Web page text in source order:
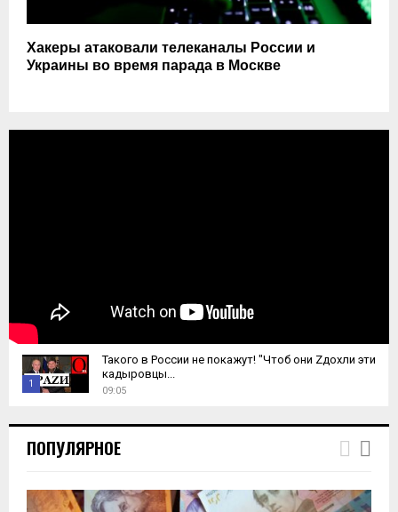
Хакеры атаковали телеканалы России и
Украины во время парада в Москве
1
h
u
Такого в России не покажут! "Чтоб они Zдохли эти
кадыровцы...
09:05
ПОПУЛЯРНОЕ